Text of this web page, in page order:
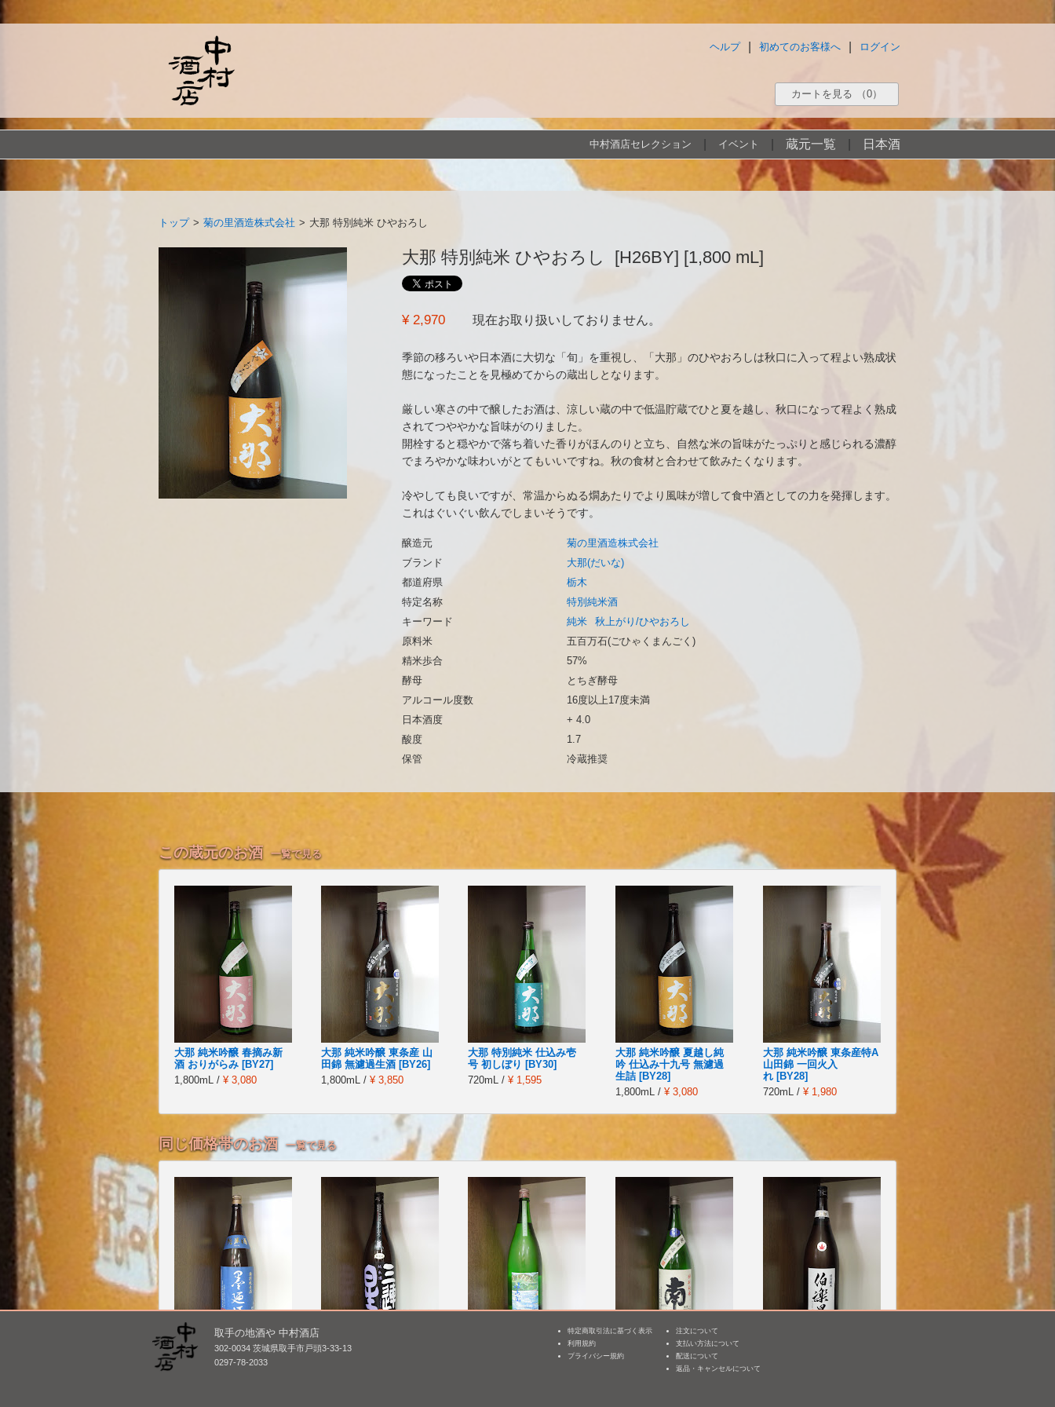
ログイン
初めてのお客様へ
ヘルプ
カートを見る （0）
中村酒店セレクション イベント 蔵元一覧 日本酒
トップ > 菊の里酒造株式会社 > 大那 特別純米 ひやおろし
大那 特別純米 ひやおろし [H26BY] [1,800 mL]
¥ 2,970 現在お取り扱いしておりません。
季節の移ろいや日本酒に大切な「旬」を重視し、「大那」のひやおろしは秋口に入って程よい熟成状
態になったことを見極めてからの蔵出しとなります。
厳しい寒さの中で醸したお酒は、涼しい蔵の中で低温貯蔵でひと夏を越し、秋口になって程よく熟成
されてつややかな旨味がのりました。
開栓すると穏やかで落ち着いた香りがほんのりと立ち、自然な米の旨味がたっぷりと感じられる濃醇
でまろやかな味わいがとてもいいですね。秋の食材と合わせて飲みたくなります。
冷やしても良いですが、常温からぬる燗あたりでより風味が増して食中酒としての力を発揮します。
これはぐいぐい飲んでしまいそうです。
醸造元
菊の里酒造株式会社
ブランド
大那(だいな)
都道府県
栃木
特定名称
特別純米酒
キーワード
純米
秋上がり/ひやおろし
原料米
五百万石(ごひゃくまんごく)
精米歩合
57%
酵母
とちぎ酵母
アルコール度数
16度以上17度未満
日本酒度
+ 4.0
酸度
1.7
保管
冷蔵推奨
この蔵元のお酒 一覧で見る
大那 純米吟醸 春摘み新
酒 おりがらみ [BY27]
1,800mL / ¥ 3,080
大那 純米吟醸 東条産 山
田錦 無濾過生酒 [BY26]
1,800mL / ¥ 3,850
大那 特別純米 仕込み壱
号 初しぼり [BY30]
720mL / ¥ 1,595
大那 純米吟醸 夏越し純
吟 仕込み十九号 無濾過
生詰 [BY28]
1,800mL / ¥ 3,080
大那 純米吟醸 東条産特A
山田錦 一回火入
れ [BY28]
720mL / ¥ 1,980
同じ価格帯のお酒 一覧で見る
墨廼江 特別純米
1,800mL /¥ 2,750
三連星 純米(黒) 瓶火入れ
ひやおろし [BY26]
津島屋外伝 純米酒 der
Vater Rhein(父なるライ
南 特別純米 無濾過生原
酒 [BY26]
¥ 2,994
取手の地酒や 中村酒店
302-0034 茨城県取手市戸頭3-33-13
0297-78-2033
特定商取引法に基づく表示
利用規約
プライバシー規約
注文について
支払い方法について
配送について
返品・キャンセルについて